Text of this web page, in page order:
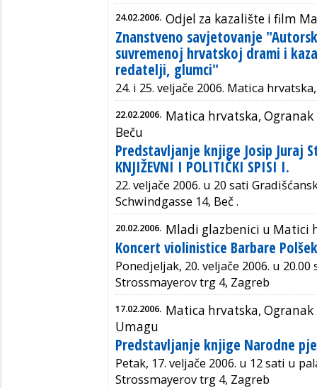
24.02.2006. Odjel za kazalište i film
Znanstveno savjetovanje
suvremenoj hrvatskoj drami i
redatelji, glumci"
24. i 25. veljače 2006. Matica
22.02.2006. Matica hrvatska,
Beču
Predstavljanje knjige Josip Juraj
KNJIŽEVNI I POLITIČKI SPISI I.
22. veljače 2006. u 20 sati
Schwindgasse 14, Beč .
20.02.2006. Mladi glazbenici u Matici
Koncert violinistice Barbare Polšek
Ponedjeljak, 20. veljače 2006. u
Strossmayerov trg 4, Zagreb
17.02.2006. Matica hrvatska,
Umagu
Predstavljanje knjige Narodne
Petak, 17. veljače 2006. u 12 sati u
Strossmayerov trg 4, Zagreb